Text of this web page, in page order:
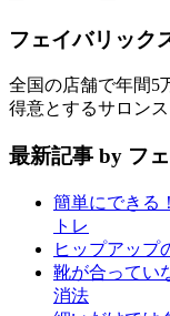
フェイバリック
全国の店舗で年間5
得意とするサロン
最新記事 by フ
簡単にできる
トレ
ヒップアップ
靴が合ってい
消法